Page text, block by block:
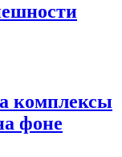
комплексы
фоне